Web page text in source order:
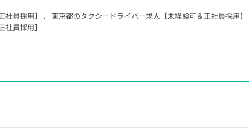
＆正社員採用】
＆正社員採用】
正社員採用】
正社員採用】
員採用】 、 東京都のタクシードライバー求人【未経験可＆正社員採用】
員採用】